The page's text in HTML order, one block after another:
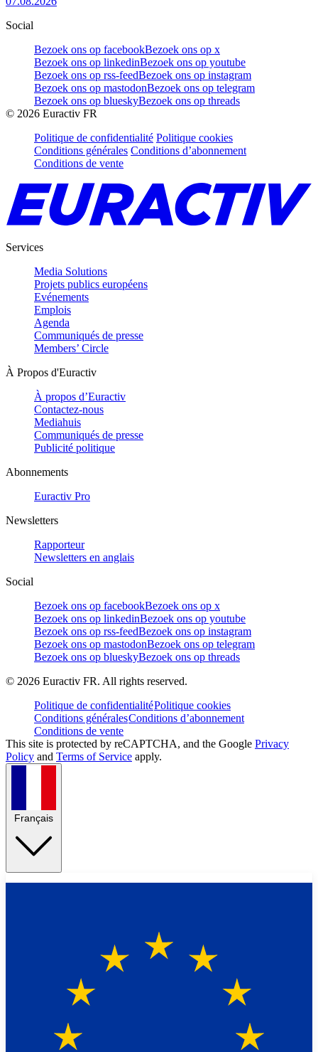
Social
Bezoek ons op facebookBezoek ons op x
Bezoek ons op linkedinBezoek ons op youtube
Bezoek ons op rss-feedBezoek ons op instagram
Bezoek ons op mastodonBezoek ons op telegram
Bezoek ons op blueskyBezoek ons op threads
© 2026 Euractiv FR
Politique de confidentialité Politique cookies
Conditions générales Conditions d’abonnement
Conditions de vente
Services
Media Solutions
Projets publics européens
Evénements
Emplois
Agenda
Communiqués de presse
Members’ Circle
À Propos d'Euractiv
À propos d’Euractiv
Contactez-nous
Mediahuis
Communiqués de presse
Publicité politique
Abonnements
Euractiv Pro
Newsletters
Rapporteur
Newsletters en anglais
Social
Bezoek ons op facebookBezoek ons op x
Bezoek ons op linkedinBezoek ons op youtube
Bezoek ons op rss-feedBezoek ons op instagram
Bezoek ons op mastodonBezoek ons op telegram
Bezoek ons op blueskyBezoek ons op threads
© 2026 Euractiv FR. All rights reserved.
Politique de confidentialitéPolitique cookies
Conditions généralesConditions d’abonnement
Conditions de vente
This site is protected by reCAPTCHA, and the Google Privacy
Policy and Terms of Service apply.
Français